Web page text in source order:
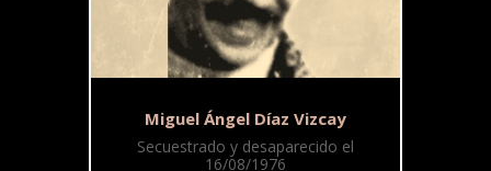
Miguel Ángel Díaz Vizcay
Secuestrado y desaparecido el
16/08/1976